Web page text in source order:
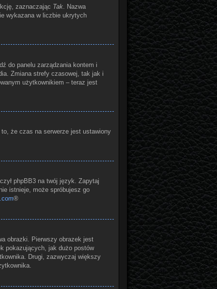
zaznaczając Tak. Nazwa
wykazana w liczbie ukrytych
do panelu zarządzania kontem i
Zmiana strefy czasowej, tak jak i
użytkownikiem – teraz jest
to, że czas na serwerze jest ustawiony
phpBB3 na twój język. Zapytaj
istnieje, może spróbujesz go
®
obrazki. Pierwszy obrazek jest
pokazujących, jak dużo postów
Drugi, zazwyczaj większy